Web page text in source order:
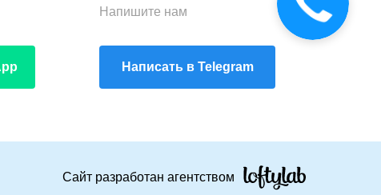
Напишите нам
Написать в Telegram
Сайт разработан агентством